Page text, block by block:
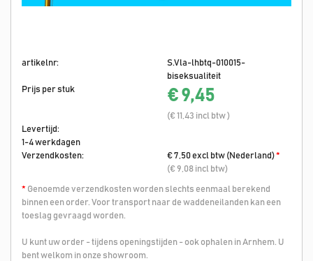
artikelnr:
S.Vla-lhbtq-010015-
biseksualiteit
Prijs per stuk
€ 9,45
(€ 11,43 incl btw )
Levertijd:
1-4 werkdagen
Verzendkosten:
€ 7,50 excl btw (Nederland)*
(€ 9,08 incl btw)
* Genoemde verzendkosten worden slechts eenmaal berekend
binnen een order. Voor transport naar de waddeneilanden kan een
toeslag gevraagd worden.
U kunt uw order - tijdens openingstijden - ook ophalen in Arnhem. U
bent welkom in onze showroom.